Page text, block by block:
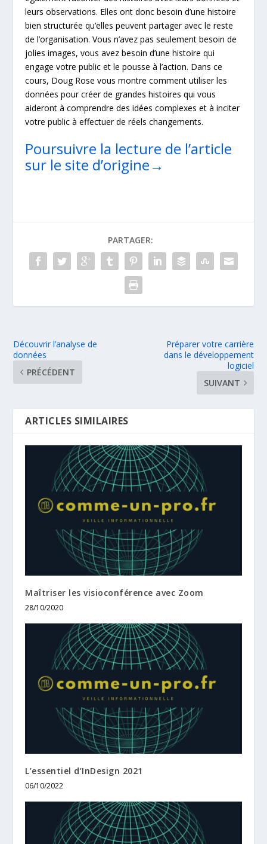
leurs observations. Elles ont donc besoin d’une histoire
bien structurée qu’elles peuvent partager avec le reste
de l’organisation. Vous n’avez pas seulement besoin de
jolies images, vous avez besoin d’une histoire qui
engage votre public et le pousse à l’action. Dans ce
cours, Doug Rose vous montre comment utiliser les
données pour créer de grandes histoires qui vous
aideront à comprendre des idées complexes et à inciter
votre public à effectuer de réels changements.
Poursuivre la lecture de l’article
sur le site d’origine→
PARTAGER:
Découvrir l’analyse de
données
PRÉCÉDENT
Préparer votre carrière
dans le développement
logiciel
SUIVANT
ARTICLES SIMILAIRES
Maîtriser les visioconférence avec Zoom
28/10/2020
L’essentiel d’InDesign 2021
06/10/2022